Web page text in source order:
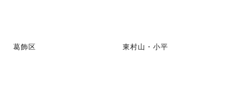
葛飾区 東村山・小平